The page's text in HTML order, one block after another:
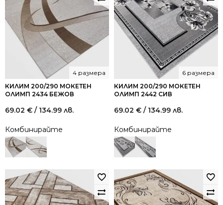
КИЛИМ 200/290 МОКЕТЕН
ОЛИМП 2434 БЕЖОВ
4 размера
69.02 € / 134.99 лв.
Комбинирайте
КИЛИМ 200/290 МОКЕТЕН
ОЛИМП 2442 СИВ
6 размера
69.02 € / 134.99 лв.
Комбинирайте